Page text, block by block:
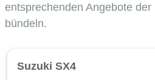
entsprechenden Angebote
bündeln.
Suzuki SX4